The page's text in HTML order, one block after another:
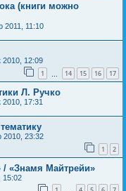
(книги можно
2011, 11:10
2010, 12:09
1 14 15 16 17
Л. Ручко
2010, 17:31
2010, 23:32
1 2
/ «Знамя Майтрейи»
15:02